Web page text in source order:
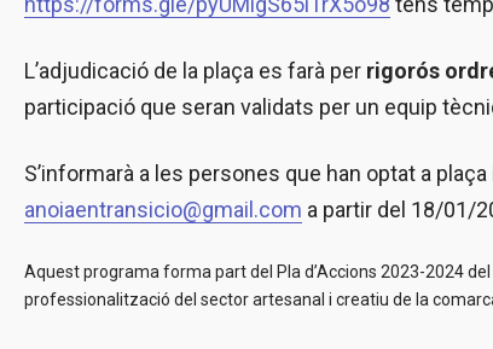
L’adjudicació de la plaça es farà per rigorós
participació que seran validats per un equip
S’informarà a les persones que han optat a
anoiaentransicio@gmail.com a partir del 18/01/
Aquest programa forma part del Pla d’Accions 2023-2024
professionalització del sector artesanal i creatiu de la